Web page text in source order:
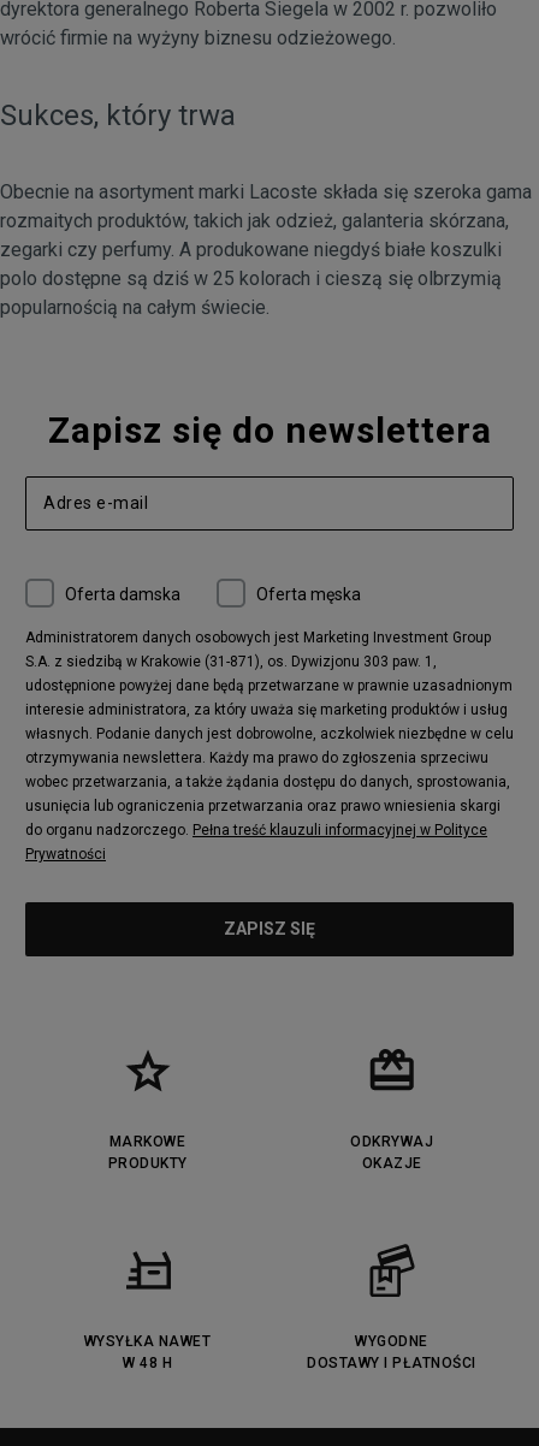
dyrektora generalnego Roberta Siegela w 2002 r. pozwoliło
wrócić firmie na wyżyny biznesu odzieżowego.
Sukces, który trwa
Obecnie na asortyment marki Lacoste składa się szeroka gama
rozmaitych produktów, takich jak odzież, galanteria skórzana,
zegarki czy perfumy. A produkowane niegdyś białe koszulki
polo dostępne są dziś w 25 kolorach i cieszą się olbrzymią
popularnością na całym świecie.
Zapisz się do newslettera
Oferta damska Oferta męska
Administratorem danych osobowych jest Marketing Investment Group
S.A. z siedzibą w Krakowie (31-871), os. Dywizjonu 303 paw. 1,
udostępnione powyżej dane będą przetwarzane w prawnie uzasadnionym
interesie administratora, za który uważa się marketing produktów i usług
własnych. Podanie danych jest dobrowolne, aczkolwiek niezbędne w celu
otrzymywania newslettera. Każdy ma prawo do zgłoszenia sprzeciwu
wobec przetwarzania, a także żądania dostępu do danych, sprostowania,
usunięcia lub ograniczenia przetwarzania oraz prawo wniesienia skargi
do organu nadzorczego. Pełna treść klauzuli informacyjnej w Polityce
Prywatności
MARKOWE
PRODUKTY
ODKRYWAJ
OKAZJE
WYSYŁKA NAWET
W 48 H
WYGODNE
DOSTAWY I PŁATNOŚCI